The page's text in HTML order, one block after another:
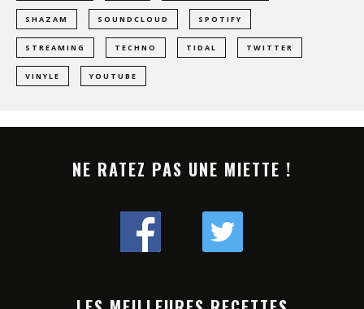
SHAZAM SOUNDCLOUD SPOTIFY
STREAMING TECHNO TIDAL TWITTER
VINYLE YOUTUBE
NE RATEZ PAS UNE MIETTE !